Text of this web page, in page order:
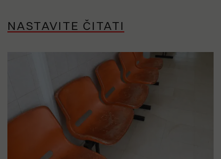
NASTAVITE ČITATI